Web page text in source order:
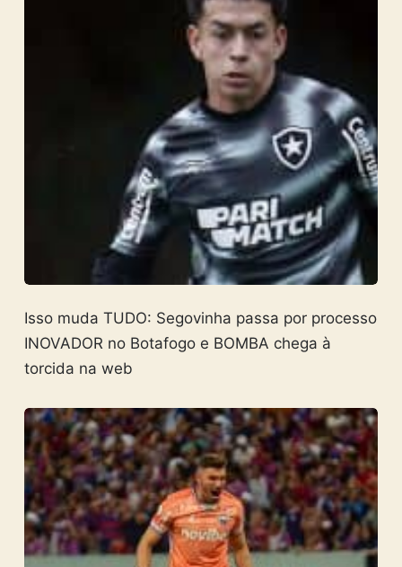
Isso muda TUDO: Segovinha passa por processo
INOVADOR no Botafogo e BOMBA chega à
torcida na web